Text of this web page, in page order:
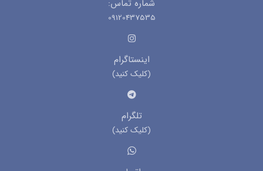
شماره تماس:
09120437535
اینستاگرام
(کلیک کنید)
تلگرام
(کلیک کنید)